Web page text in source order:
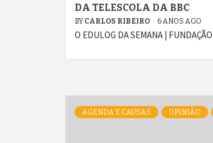
DA TELESCOLA DA BBC
BY CARLOS RIBEIRO 6 ANOS AGO
O EDULOG DA SEMANA |
AGENDA E CAUSAS OPINIÃO